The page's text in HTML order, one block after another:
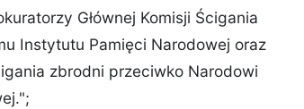
Głównej Komisji Ścigania
Instytutu Pamięci Narodowej oraz
zbrodni przeciwko Narodowi